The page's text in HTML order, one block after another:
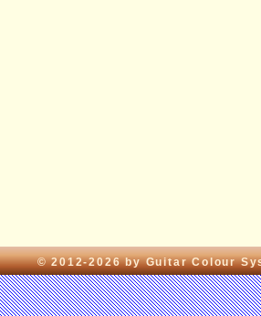
© 2012-2026 by Guitar Colour